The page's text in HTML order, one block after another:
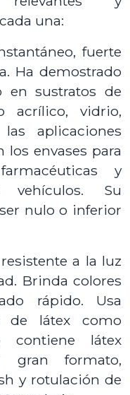
una:
fuerte
Ha demostrado
en sustratos de
acrílico, vidrio,
aplicaciones
envases para
y
vehículos. Su
nulo o inferior
a la luz
Brinda colores
rápido. Usa
de látex como
contiene látex
gran formato,
y rotulación de